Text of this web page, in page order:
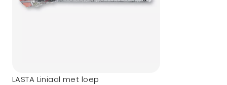
LASTA Liniaal met loep